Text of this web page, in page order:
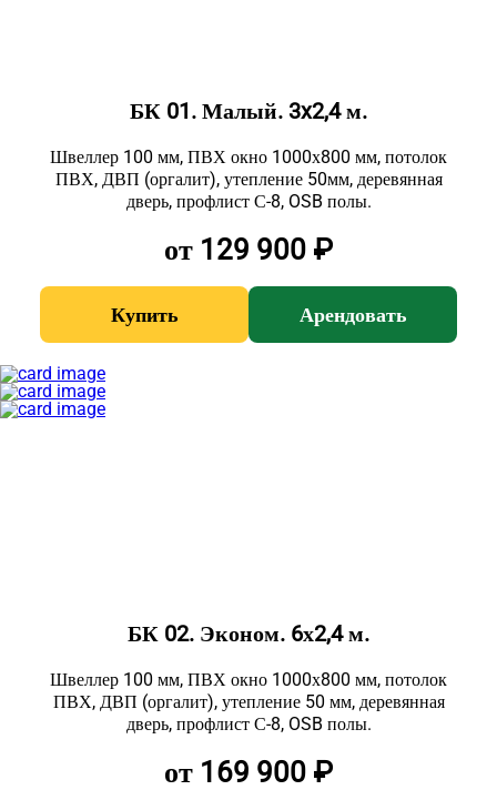
БК 01. Малый. 3x2,4 м.
Швеллер 100 мм, ПВХ окно 1000х800 мм, потолок
ПВХ, ДВП (оргалит), утепление 50мм, деревянная
дверь, профлист С-8, OSB полы.
от 129 900 ₽
Купить Арендовать
БК 02. Эконом. 6х2,4 м.
Швеллер 100 мм, ПВХ окно 1000х800 мм, потолок
ПВХ, ДВП (оргалит), утепление 50 мм, деревянная
дверь, профлист С-8, OSB полы.
от 169 900 ₽